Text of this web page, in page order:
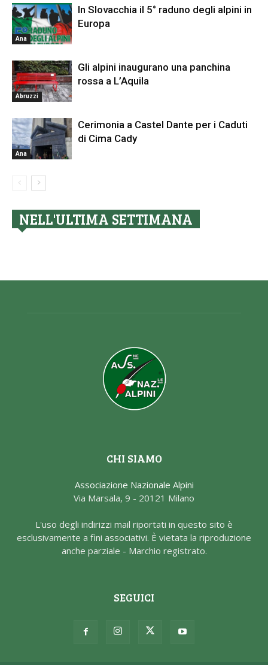
Ana
In Slovacchia il 5° raduno degli alpini in
Europa
Abruzzi
Gli alpini inaugurano una panchina
rossa a L’Aquila
Ana
Cerimonia a Castel Dante per i Caduti
di Cima Cady
NELL'ULTIMA SETTIMANA
CHI SIAMO
Associazione Nazionale Alpini
Via Marsala, 9 - 20121 Milano
L'uso degli indirizzi mail riportati in questo sito è
esclusivamente a fini associativi. È vietata la riproduzione
anche parziale - Marchio registrato.
SEGUICI